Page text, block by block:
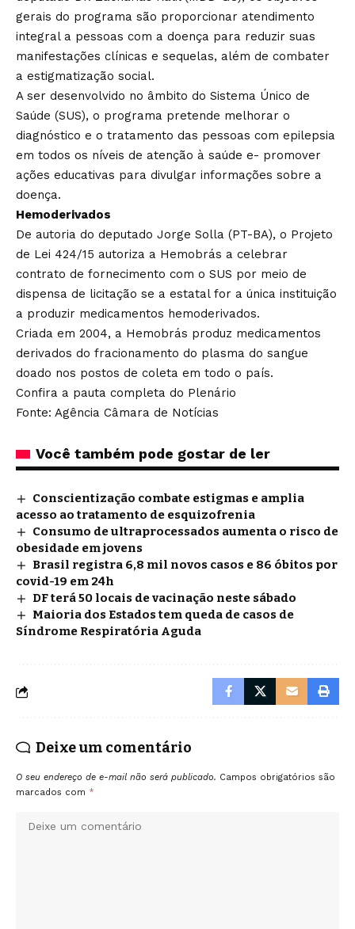
gerais do programa são proporcionar atendimento
integral a pessoas com a doença para reduzir suas
manifestações clínicas e sequelas, além de combater
a estigmatização social.
A ser desenvolvido no âmbito do Sistema Único de
Saúde (SUS), o programa pretende melhorar o
diagnóstico e o tratamento das pessoas com epilepsia
em todos os níveis de atenção à saúde e- promover
ações educativas para divulgar informações sobre a
doença.
Hemoderivados
De autoria do deputado Jorge Solla (PT-BA), o Projeto
de Lei 424/15 autoriza a Hemobrás a celebrar
contrato de fornecimento com o SUS por meio de
dispensa de licitação se a estatal for a única instituição
a produzir medicamentos hemoderivados.
Criada em 2004, a Hemobrás produz medicamentos
derivados do fracionamento do plasma do sangue
doado nos postos de coleta em todo o país.
Confira a pauta completa do Plenário
Fonte: Agência Câmara de Notícias
Você também pode gostar de ler
Conscientização combate estigmas e amplia
acesso ao tratamento de esquizofrenia
Consumo de ultraprocessados aumenta o risco de
obesidade em jovens
Brasil registra 6,8 mil novos casos e 86 óbitos por
covid-19 em 24h
DF terá 50 locais de vacinação neste sábado
Maioria dos Estados tem queda de casos de
Síndrome Respiratória Aguda
Deixe um comentário
O seu endereço de e-mail não será publicado. Campos obrigatórios são
marcados com *